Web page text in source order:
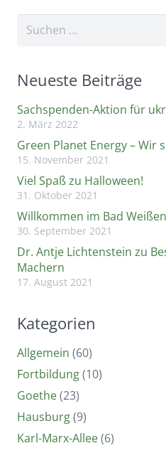
Suchen
Neueste Beiträge
Sachspenden-Aktion für
2. März 2022
Green Planet Energy – Wir
15. November 2021
Viel Spaß zu Halloween!
31. Oktober 2021
Willkommen im Bad
30. September 2021
Dr. Antje Lichtenstein zu
Machern
17. August 2021
Kategorien
Allgemein (60)
Fortbildung(10)
Goethe(23)
Hausburg(9)
Karl-Marx-Allee(6)